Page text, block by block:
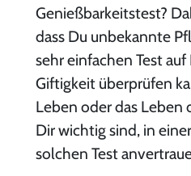
Genießbarkeitstest?
dass Du unbekannte
sehr einfachen Test
Giftigkeit überprüfen
Leben oder das Leben
Dir wichtig sind, in
solchen Test